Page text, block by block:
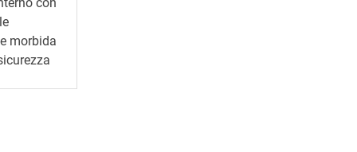
con
morbida